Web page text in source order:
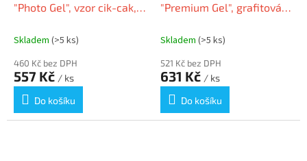
"Photo Gel", vzor cik-cak,
Skladem (>5 ks)
460 Kč bez DPH
557 Kč / ks
Do košíku
"Premium Gel", grafitová,
nastavitelná, FELLOWES
Skladem (>5 ks)
521 Kč bez DPH
631 Kč / ks
Do košíku